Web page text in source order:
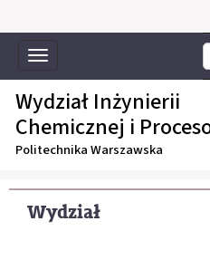
Toggle
navigation
Wydział Inżynierii
Chemicznej i
Politechnika Warszawska
Wydział